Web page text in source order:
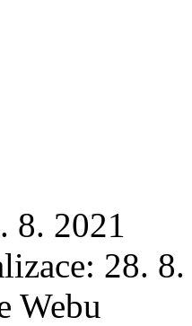
8. 2021
28.
Webu